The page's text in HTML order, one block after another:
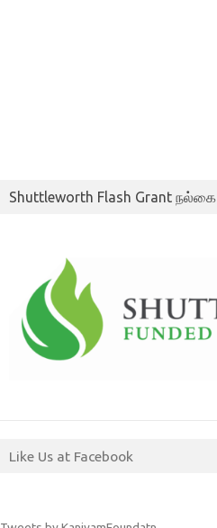
Shuttleworth Flash Grant நல்கை
Like Us at Facebook